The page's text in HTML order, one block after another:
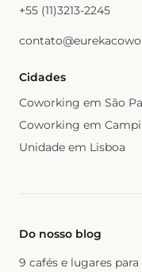
+55 (11)3213-2245
Cidades
Coworking em São
Coworking em
Unidade em Lisboa
Do nosso blog
9 cafés e lugares